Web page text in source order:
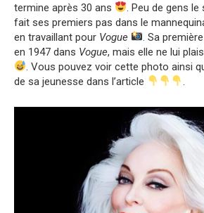
termine après 30 ans
. Peu de gens le
fait ses premiers pas dans le
en travaillant pour Vogue
. Sa
en 1947 dans Vogue, mais elle ne lui
. Vous pouvez voir cette photo ainsi
de sa jeunesse dans l’article
.